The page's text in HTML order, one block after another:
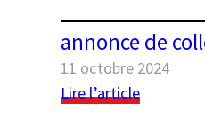
colloque
annonce de
11 octobre 2024
Lire l’article: